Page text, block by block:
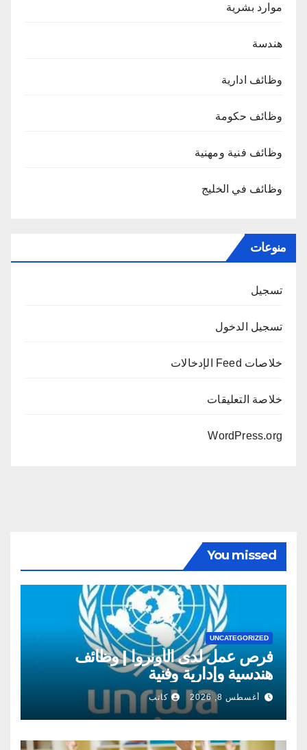
موارد بشرية
هندسة
وظائف ادارية
وظائف حكومة
وظائف فنية ومهنية
وظائف في الخليج
منوعات
تسجيل
تسجيل الدخول
خلاصات Feed الإدخالات
خلاصة التعليقات
WordPress.org
You missed
UNCATEGORIZED
فرص عمل لدى الأونروا | وظائف
هندسية وإدارية وفنية
أغسطس 8, 2026 كاتب